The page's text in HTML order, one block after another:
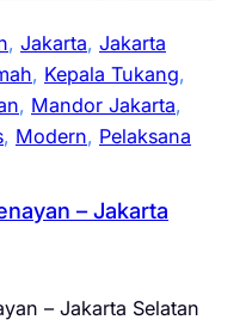
, Jakarta, Jakarta
, Kepala Tukang
, Mandor Jakarta
, Modern, Pelaksana
– Jakarta
– Jakarta Selatan